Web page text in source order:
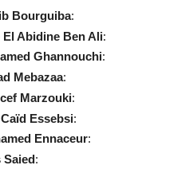
Bourguiba:
Abidine Ben Ali:
Ghannouchi:
Mebazaa:
Marzouki:
Essebsi:
Ennaceur:
: